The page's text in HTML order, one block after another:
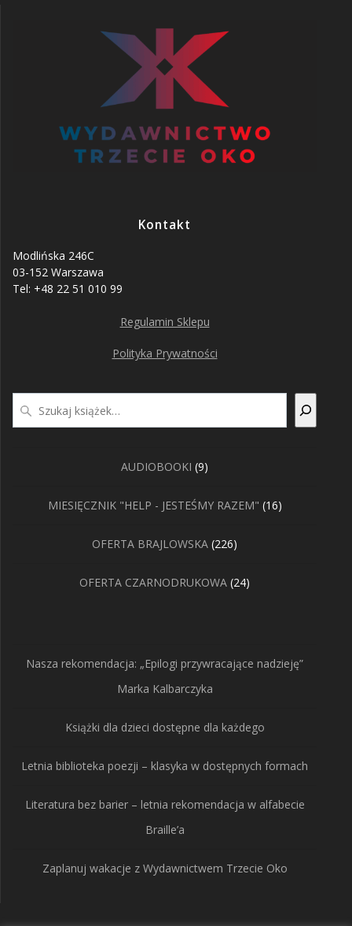
Kontakt
Modlińska 246C
03-152 Warszawa
Tel: +48 22 51 010 99
Regulamin Sklepu
Polityka Prywatności
AUDIOBOOKI 99
MIESIĘCZNIK "HELP - JESTEŚMY RAZEM" 1616
OFERTA BRAJLOWSKA 226226
OFERTA CZARNODRUKOWA 2424
Nasza rekomendacja: „Epilogi przywracające nadzieję”
Marka Kalbarczyka
Książki dla dzieci dostępne dla każdego
Letnia biblioteka poezji – klasyka w dostępnych formach
Literatura bez barier – letnia rekomendacja w alfabecie
Braille’a
Zaplanuj wakacje z Wydawnictwem Trzecie Oko